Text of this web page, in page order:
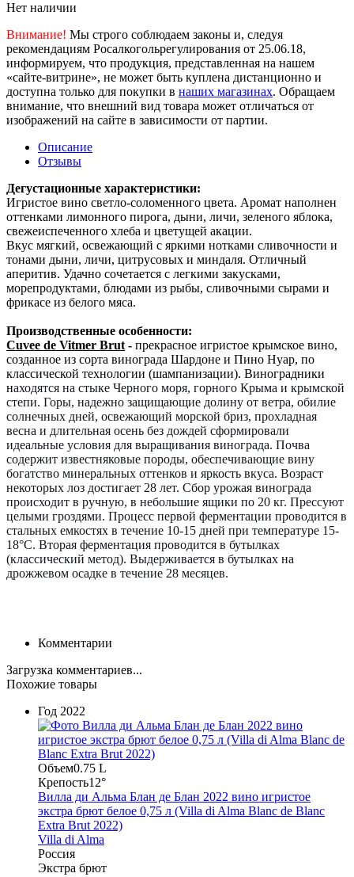
Нет наличии
Внимание! Мы строго соблюдаем законы и, следуя
рекомендациям Росалкогольрегулирования от 25.06.18,
информируем, что продукция, представленная на нашем
«сайте-витрине», не может быть куплена дистанционно и
доступна только для покупки в наших магазинах. Обращаем
внимание, что внешний вид товара может отличаться от
изображений на сайте в зависимости от партии.
Описание
Отзывы
Дегустационные характеристики:
Игристое вино светло-соломенного цвета. Аромат наполнен
оттенками лимонного пирога, дыни, личи, зеленого яблока,
свежеиспеченного хлеба и цветущей акации.
Вкус мягкий, освежающий с яркими нотками сливочности и
тонами дыни, личи, цитрусовых и миндаля. Отличный
аперитив. Удачно сочетается с легкими закусками,
морепродуктами, блюдами из рыбы, сливочными сырами и
фрикасе из белого мяса.
Производственные особенности:
Cuvee de Vitmer Brut - прекрасное игристое крымское вино,
созданное из сорта винограда Шардоне и Пино Нуар, по
классической технологии (шампанизации). Виноградники
находятся на стыке Черного моря, горного Крыма и крымской
степи. Горы, надежно защищающие долину от ветра, обилие
солнечных дней, освежающий морской бриз, прохладная
весна и длительная осень без дождей сформировали
идеальные условия для выращивания винограда. Почва
содержит известняковые породы, обеспечивающие вину
богатство минеральных оттенков и яркость вкуса. Возраст
некоторых лоз достигает 28 лет. Сбор урожая винограда
происходит в ручную, в небольшие ящики по 20 кг. Прессуют
целыми гроздями. Процесс первой ферментации проводится в
стальных емкостях в течение 10-15 дней при температуре 15-
18°C. Вторая ферментация проводится в бутылках
(классический метод). Выдерживается в бутылках на
дрожжевом осадке в течение 28 месяцев.
Комментарии
Загрузка комментариев...
Похожие товары
Год 2022
Объем0.75 L
Крепость12°
Вилла ди Альма Блан де Блан 2022 вино игристое
экстра брют белое 0,75 л (Villa di Alma Blanc de Blanc
Extra Brut 2022)
Villa di Alma
Россия
Экстра брют